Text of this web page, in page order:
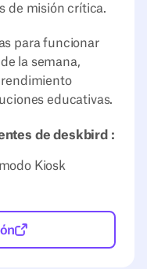
de misión crítica.
para funcionar
la semana,
educativas.
de deskbird :
Kiosk